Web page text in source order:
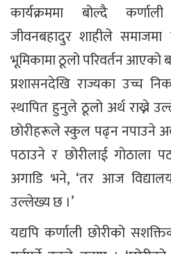
कार्यक्रममा बोल्दै कर्णाली
जीवनबहादुर शाहीले
भूमिकामा ठूलो परिवर्तन आएको
प्रशासनदेखि राज्यका उच्च
स्थापित हुनुले ठूलो अर्थ राख्ने
छोरीहरूले स्कुल पढ्न नपाउने
पठाउने र छोरीलाई गोठाला
अगाडि भने, ‘तर आज
उल्लेख्य छ ।’
यद्यपि कर्णाली छोरीको